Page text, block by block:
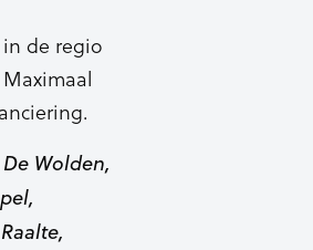
de regio
Wolden,